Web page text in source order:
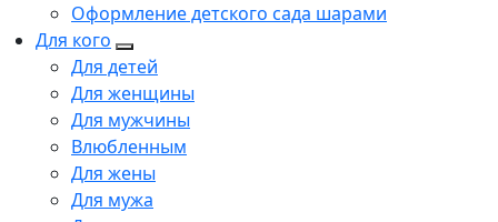
Оформление детского сада шарами
Для кого
Для детей
Для женщины
Для мужчины
Влюбленным
Для жены
Для мужа